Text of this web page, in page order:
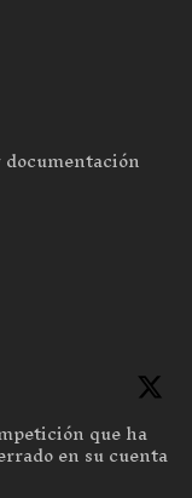
que ha
en su cuenta